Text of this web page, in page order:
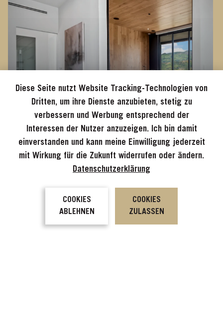
Traumhaus am Malibou Lake,
Kalifornien
Diese Seite nutzt Website Tracking-Technologien von
Dritten, um ihre Dienste anzubieten, stetig zu
verbessern und Werbung entsprechend der
Interessen der Nutzer anzuzeigen. Ich bin damit
einverstanden und kann meine Einwilligung jederzeit
mit Wirkung für die Zukunft widerrufen oder ändern.
Datenschutzerklärung
COOKIES
ABLEHNEN
COOKIES
ZULASSEN